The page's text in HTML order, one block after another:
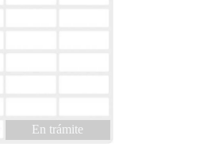
En trámite